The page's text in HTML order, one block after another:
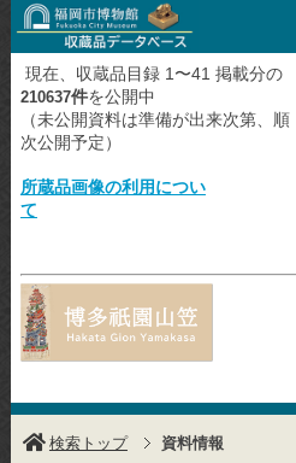
現在、収蔵品目録 1〜41 掲載分の
210637件を公開中
（未公開資料は準備が出来次第、順
次公開予定）
所蔵品画像の利用につい
て
検索トップ 資料情報